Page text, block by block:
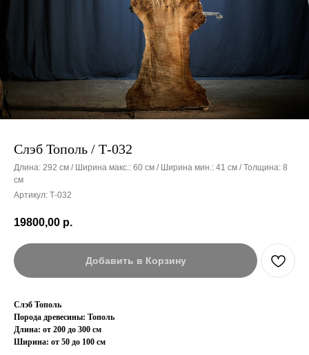
Слэб Тополь / Т-032
Длина: 292 см / Ширина макс.: 60 см / Ширина мин.: 41 см / Толщина: 8
см
Артикул: Т-032
19800,00 р.
Добавить в Корзину
Слэб Тополь
Порода древесины: Тополь
Длина: от 200 до 300 см
Ширина: от 50 до 100 см